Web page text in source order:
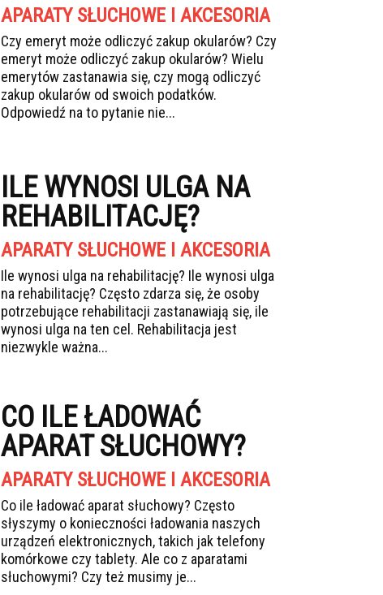
APARATY SŁUCHOWE I AKCESORIA
Czy emeryt może odliczyć zakup okularów? Czy
emeryt może odliczyć zakup okularów? Wielu
emerytów zastanawia się, czy mogą odliczyć
zakup okularów od swoich podatków.
Odpowiedź na to pytanie nie...
ILE WYNOSI ULGA NA
REHABILITACJĘ?
APARATY SŁUCHOWE I AKCESORIA
Ile wynosi ulga na rehabilitację? Ile wynosi ulga
na rehabilitację? Często zdarza się, że osoby
potrzebujące rehabilitacji zastanawiają się, ile
wynosi ulga na ten cel. Rehabilitacja jest
niezwykle ważna...
CO ILE ŁADOWAĆ
APARAT SŁUCHOWY?
APARATY SŁUCHOWE I AKCESORIA
Co ile ładować aparat słuchowy? Często
słyszymy o konieczności ładowania naszych
urządzeń elektronicznych, takich jak telefony
komórkowe czy tablety. Ale co z aparatami
słuchowymi? Czy też musimy je...